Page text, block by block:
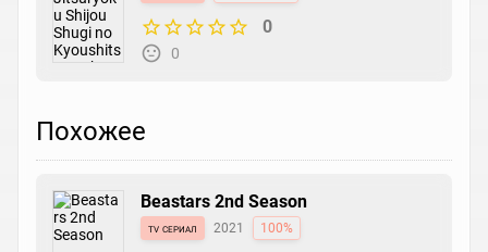
0
0
Похожее
Beastars 2nd Season
tv сериал 2021 100%